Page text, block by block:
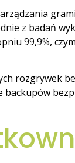
z badań
99,9%,
rozgrywek